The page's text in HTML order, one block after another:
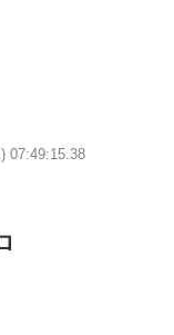
07:49:15.38